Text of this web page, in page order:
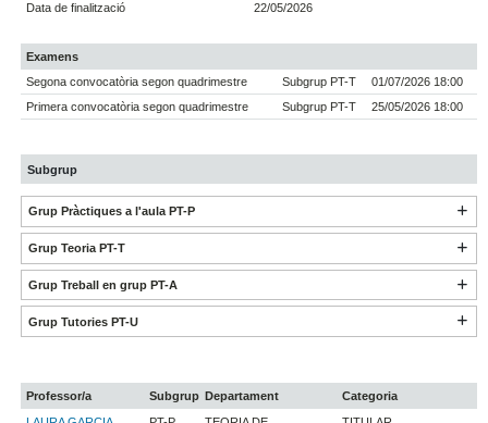
Data de finalització
22/05/2026
Examens
Segona convocatòria segon quadrimestre
Subgrup PT-T
01/07/2026 18:00
Primera convocatòria segon quadrimestre
Subgrup PT-T 25/05/2026 18:00
Subgrup
Grup Pràctiques a l'aula PT-P
Grup Teoria PT-T
Grup Treball en grup PT-A
Grup Tutories PT-U
Professor/a Subgrup Departament
Categoria